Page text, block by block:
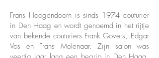
Frans Hoogendoorn is sinds 1974 couturier
in Den Haag en wordt genoemd in het rijtje
van bekende couturiers Frank Govers, Edgar
Vos en Frans Molenaar. Zijn salon was